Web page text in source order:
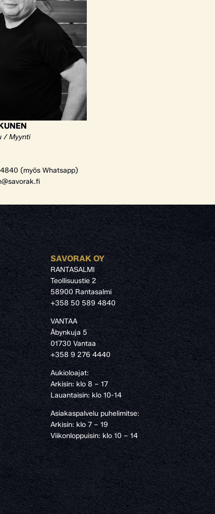
/ Myynti
(myös Whatsapp)
SAVORAK OY
RANTASALMI
Teollisuustie 2
58900 Rantasalmi
+358 50 589 4840
VANTAA
Åbynkuja 5
01730 Vantaa
+358 9 276 4440
Aukioloajat:
Arkisin: klo 8 – 17
Lauantaisin: klo 10-14
Asiakaspalvelu puhelimitse:
Arkisin: klo 7 – 19
Viikonloppuisin: klo 10 – 14